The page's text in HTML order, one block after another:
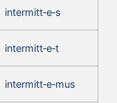
intermitt‑e‑s
intermitt‑e‑t
intermitt‑e‑mus